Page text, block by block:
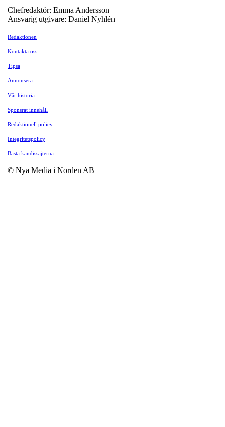
Chefredaktör: Emma Andersson
Ansvarig utgivare: Daniel Nyhlén
Redaktionen
Kontakta oss
Tipsa
Annonsera
Vår historia
Sponsrat innehåll
Redaktionell policy
Integritetspolicy
Bästa kändissajterna
© Nya Media i Norden AB